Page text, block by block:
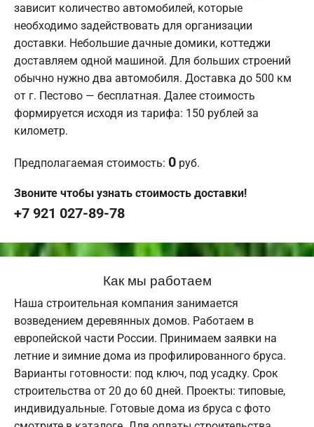
зависит количество автомобилей, которые
необходимо задействовать для организации
доставки. Небольшие дачные домики, коттеджи
доставляем одной машиной. Для больших строений
обычно нужно два автомобиля. Доставка до 500 км
от г. Пестово — бесплатная. Далее стоимость
формируется исходя из тарифа: 150 рублей за
километр.
Предполагаемая стоимость: 0 руб.
Звоните чтобы узнать стоимость доставки!
+7 921 027-89-78
Как мы работаем
Наша строительная компания занимается
возведением деревянных домов. Работаем в
европейской части России. Принимаем заявки на
летние и зимние дома из профилированного бруса.
Варианты готовности: под ключ, под усадку. Срок
строительства от 20 до 60 дней. Проекты: типовые,
индивидуальные. Готовые дома из бруса с фото